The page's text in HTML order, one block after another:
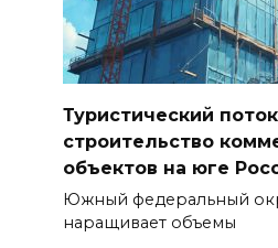
Туристический
строительство
объектов на юге
Южный федеральный
наращивает объемы